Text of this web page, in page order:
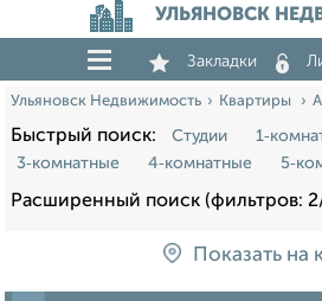
УЛЬЯНОВСК
Закладки
Ульяновск Недвижимость Квартиры
Быстрый поиск: Студии
3‑комнатные
4‑комнатные
Расширенный поиск (фильтров:
Показать на